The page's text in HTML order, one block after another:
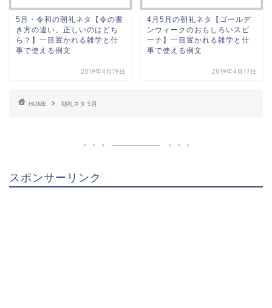
5月・令和の朝礼ネタ【令の書
き方の違い。正しいのはどち
ら？】一目置かれる雑学と仕
事で使える例文
2019年4月19日
4月5月の朝礼ネタ【ゴールデ
ンウィークのおもしろいスピ
ーチ】一目置かれる雑学と仕
事で使える例文
2019年4月17日
HOME 朝礼ネタ 5月
スポンサーリンク